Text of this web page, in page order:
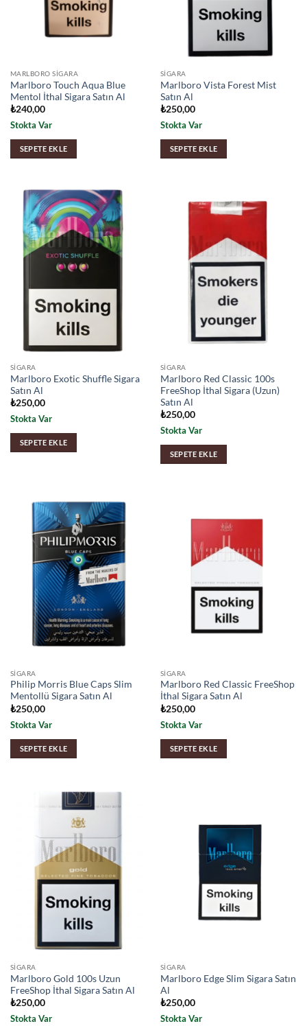
MARLBORO SIGARA
Marlboro Touch Aqua Blue
Mentol İthal Sigara Satın Al
₺240,00
Stokta Var
SEPETE EKLE
SIGARA
Marlboro Vista Forest Mist
Satın Al
₺250,00
Stokta Var
SEPETE EKLE
SIGARA
Marlboro Exotic Shuffle Sigara
Satın Al
₺250,00
Stokta Var
SEPETE EKLE
SIGARA
Marlboro Red Classic 100s
FreeShop İthal Sigara (Uzun)
Satın Al
₺250,00
Stokta Var
SEPETE EKLE
SIGARA
Philip Morris Blue Caps Slim
Mentollü Sigara Satın Al
₺250,00
Stokta Var
SEPETE EKLE
SIGARA
Marlboro Red Classic FreeShop
İthal Sigara Satın Al
₺250,00
Stokta Var
SEPETE EKLE
SIGARA
Marlboro Gold 100s Uzun
FreeShop İthal Sigara Satın Al
₺250,00
Stokta Var
SIGARA
Marlboro Edge Slim Sigara Satın
Al
₺250,00
Stokta Var